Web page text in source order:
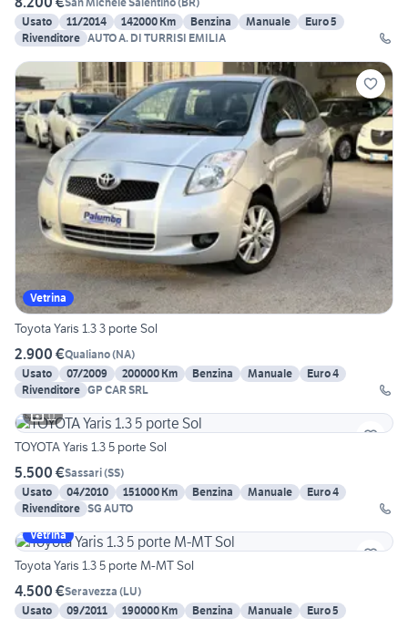
Usato
11/2014 142000 Km Benzina Manuale
Euro 5
Rivenditore AUTO A. DI TURRISI EMILIA
Vetrina
Toyota Yaris 1.3 3 porte Sol
2.900 €Qualiano(NA)
Usato
07/2009 200000 Km Benzina Manuale
Euro 4
Rivenditore GP CAR SRL
11
TOYOTA Yaris 1.3 5 porte Sol
5.500 €Sassari(SS)
Usato
04/2010 151000 Km Benzina Manuale
Euro 4
Rivenditore SG AUTO
Vetrina
Toyota Yaris 1.3 5 porte M-MT Sol
4.500 €Seravezza (LU)
Usato
09/2011 190000 Km Benzina Manuale
Euro 5